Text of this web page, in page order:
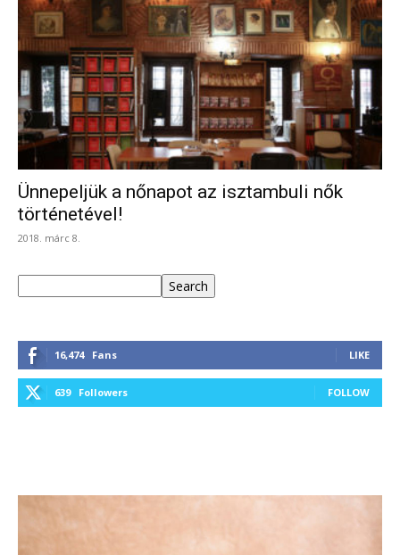
Ünnepeljük a nőnapot az isztambuli nők
történetével!
2018. márc 8.
Search
16,474 Fans LIKE
639 Followers FOLLOW